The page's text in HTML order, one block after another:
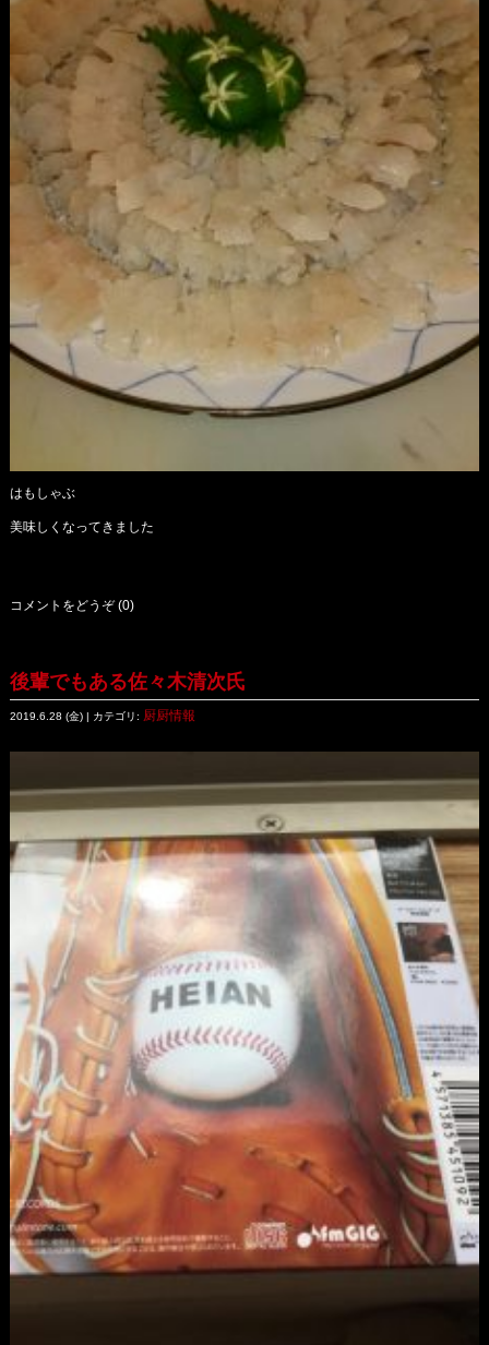
はもしゃぶ
美味しくなってきました
コメントをどうぞ (0)
後輩でもある佐々木清次氏
2019.6.28 (金) | カテゴリ: 厨厨情報